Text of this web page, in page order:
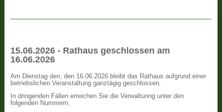
15.06.2026 - Rathaus geschlossen am
16.06.2026
Am Dienstag den, den 16.06.2026 bleibt das Rathaus aufgrund einer
betriebslichen Veranstaltung ganztägig geschlossen.
In dringenden Fällen erreichen Sie die Verwaltunng unter den
folgenden Nummern: